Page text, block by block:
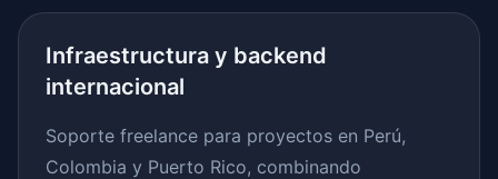
Infraestructura y backend
internacional
Soporte freelance para proyectos en Perú,
Colombia y Puerto Rico, combinando